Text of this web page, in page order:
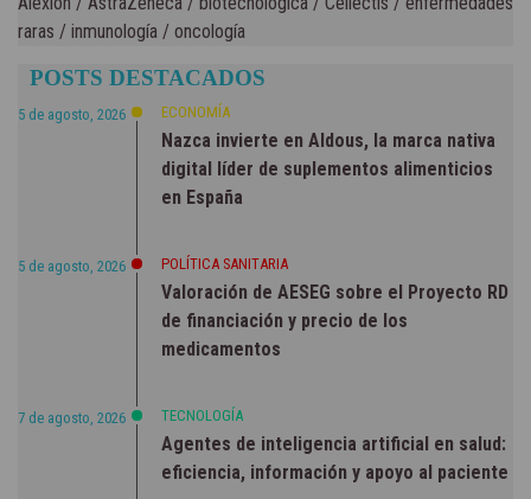
raras / inmunología / oncología
POSTS DESTACADOS
5 de agosto, 2026 ECONOMÍA
Nazca invierte en Aldous, la marca nativa
digital líder de suplementos alimenticios
en España
5 de agosto, 2026 POLÍTICA SANITARIA
Valoración de AESEG sobre el Proyecto RD
de financiación y precio de los
medicamentos
7 de agosto, 2026 TECNOLOGÍA
Agentes de inteligencia artificial en salud:
eficiencia, información y apoyo al paciente